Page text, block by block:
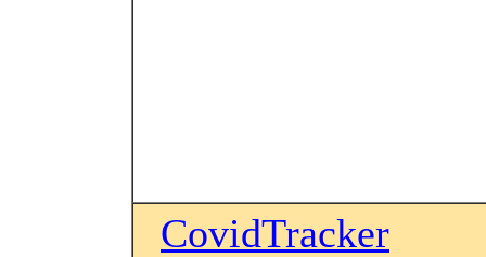
CovidTracker